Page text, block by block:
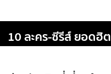
10 ละคร-ซีรีส์ ยอดฮิต